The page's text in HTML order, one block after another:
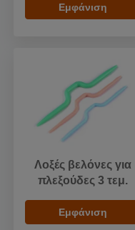
Εμφάνιση
Λοξές βελόνες για
πλεξούδες 3 τεμ.
Εμφάνιση